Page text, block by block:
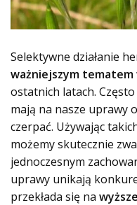
Selektywne działanie
ważniejszym tematem
ostatnich latach.
mają na nasze uprawy
czerpać. Używając
możemy skutecznie
jednoczesnym
uprawy unikają
przekłada się na